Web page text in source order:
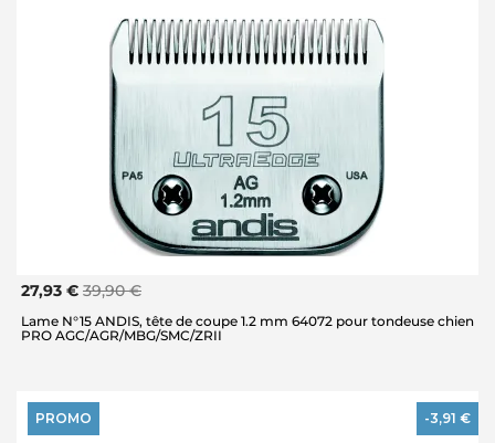
27,93 € 39,90 €
Lame N°15 ANDIS, tête de coupe 1.2 mm 64072 pour tondeuse chien
PRO AGC/AGR/MBG/SMC/ZRII
PROMO -3,91 €